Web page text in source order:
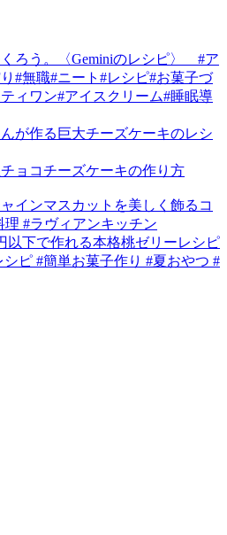
ろう。〈Geminiのレシピ〉 #ア
#無職#ニート#レシピ#お菓子づ
ィワン#アイスクリーム#睡眠導
が作る巨大チーズケーキのレシ
チョコチーズケーキの作り方
インマスカットを美しく飾るコ
理 #ラヴィアンキッチン
以下で作れる本格桃ゼリーレシピ
ピ #簡単お菓子作り #夏おやつ #